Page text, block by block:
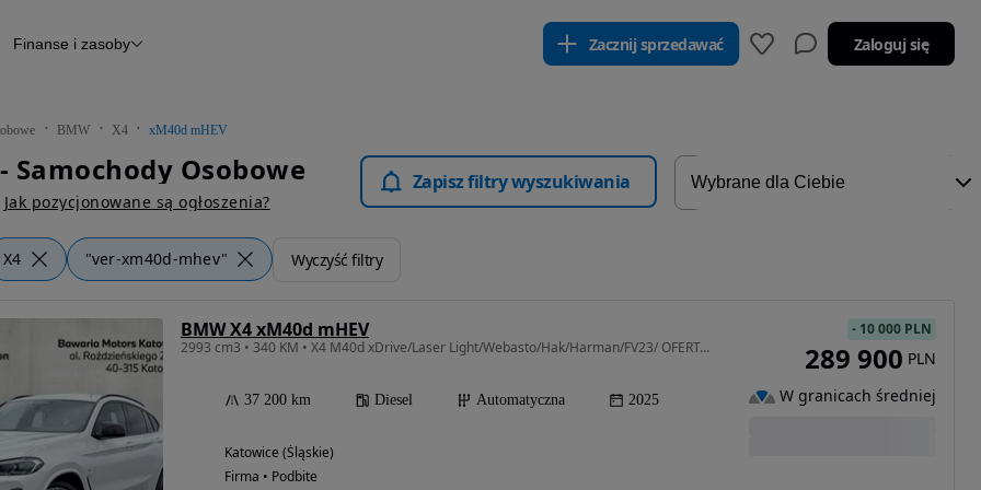
Raport z inspekcji
Otomoto News
Finanse i zasoby Zacznij sprzedawać Zaloguj się
BMW X4 xM40d mHEV
Samochody Osobowe
Jak pozycjonowane są ogłoszenia?
Zapisz filtry wyszukiwania
X4 "ver-xm40d-mhev" Wyczyść filtry
BMW X4 xM40d mHEV
2993 cm3 • 340 KM • X4 M40d xDrive/Laser Light/Webasto/Hak/Harman/FV23/ OFERTA SPECJALNA !
37 200 km Diesel Automatyczna 2025
Katowice (Śląskie)
Firma • Podbite
- 10 000 PLN
289 900 PLN
W granicach średniej